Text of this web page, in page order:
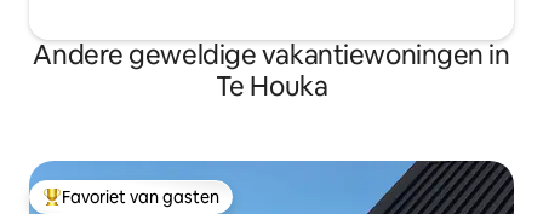
Andere geweldige vakantiewoningen in
Te Houka
Topfavoriet van gasten
Favoriet van gasten